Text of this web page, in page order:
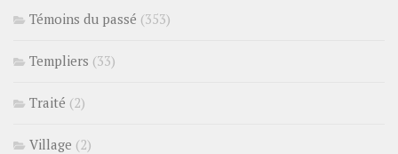
Témoins du passé (353)
Templiers (33)
Traité (2)
Village (2)